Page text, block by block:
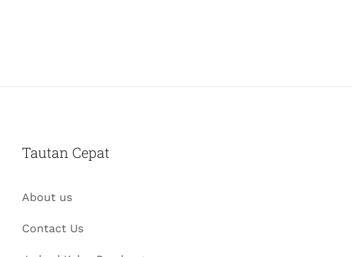
Tautan Cepat
About us
Contact Us